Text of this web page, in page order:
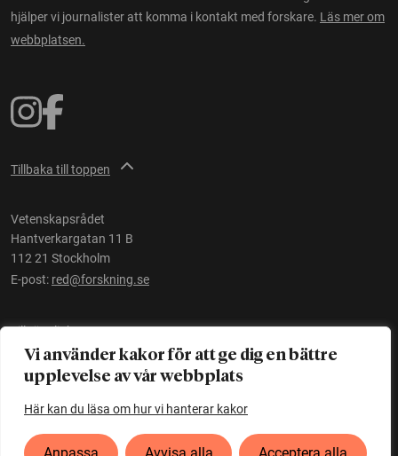
Vi använder kakor för att ge dig en bättre
upplevelse av vår webbplats
Här kan du läsa om hur vi hanterar kakor
hjälper vi journalister att komma i kontakt med forskare. Läs mer om
webbplatsen.
Tillbaka till toppen
Vetenskapsrådet
Hantverkargatan 11 B
112 21 Stockholm
E-post: red@forskning.se
Tillgänglighet
Ett initiativ avVetenskapsrådet